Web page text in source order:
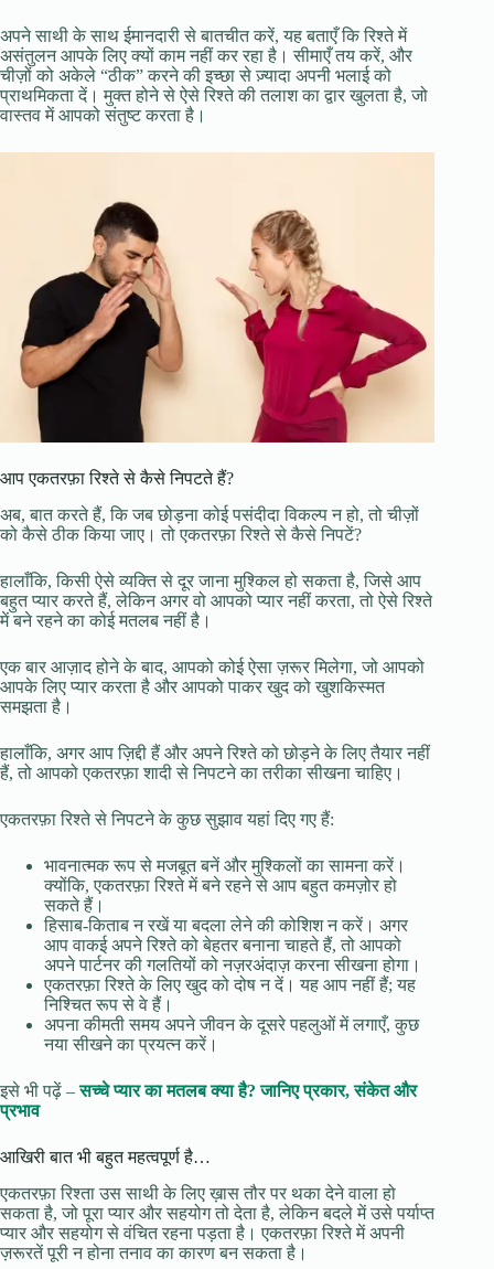
अपने साथी के साथ ईमानदारी से बातचीत करें, यह बताएँ कि रिश्ते में
असंतुलन आपके लिए क्यों काम नहीं कर रहा है। सीमाएँ तय करें, और
चीज़ों को अकेले “ठीक” करने की इच्छा से ज़्यादा अपनी भलाई को
प्राथमिकता दें। मुक्त होने से ऐसे रिश्ते की तलाश का द्वार खुलता है, जो
वास्तव में आपको संतुष्ट करता है।
आप एकतरफ़ा रिश्ते से कैसे निपटते हैं?
अब, बात करते हैं, कि जब छोड़ना कोई पसंदीदा विकल्प न हो, तो चीज़ों
को कैसे ठीक किया जाए। तो एकतरफ़ा रिश्ते से कैसे निपटें?
हालाँकि, किसी ऐसे व्यक्ति से दूर जाना मुश्किल हो सकता है, जिसे आप
बहुत प्यार करते हैं, लेकिन अगर वो आपको प्यार नहीं करता, तो ऐसे रिश्ते
में बने रहने का कोई मतलब नहीं है।
एक बार आज़ाद होने के बाद, आपको कोई ऐसा ज़रूर मिलेगा, जो आपको
आपके लिए प्यार करता है और आपको पाकर खुद को खुशकिस्मत
समझता है।
हालाँकि, अगर आप ज़िद्दी हैं और अपने रिश्ते को छोड़ने के लिए तैयार नहीं
हैं, तो आपको एकतरफ़ा शादी से निपटने का तरीका सीखना चाहिए।
एकतरफ़ा रिश्ते से निपटने के कुछ सुझाव यहां दिए गए हैं:
भावनात्मक रूप से मजबूत बनें और मुश्किलों का सामना करें।
क्योंकि, एकतरफ़ा रिश्ते में बने रहने से आप बहुत कमज़ोर हो
सकते हैं।
हिसाब-किताब न रखें या बदला लेने की कोशिश न करें। अगर
आप वाकई अपने रिश्ते को बेहतर बनाना चाहते हैं, तो आपको
अपने पार्टनर की गलतियों को नज़रअंदाज़ करना सीखना होगा।
एकतरफ़ा रिश्ते के लिए खुद को दोष न दें। यह आप नहीं हैं; यह
निश्चित रूप से वे हैं।
अपना कीमती समय अपने जीवन के दूसरे पहलुओं में लगाएँ, कुछ
नया सीखने का प्रयत्न करें।
इसे भी पढ़ें –सच्चे प्यार का मतलब क्या है? जानिए प्रकार, संकेत और
प्रभाव
आखिरी बात भी बहुत महत्वपूर्ण है…
एकतरफ़ा रिश्ता उस साथी के लिए ख़ास तौर पर थका देने वाला हो
सकता है, जो पूरा प्यार और सहयोग तो देता है, लेकिन बदले में उसे पर्याप्त
प्यार और सहयोग से वंचित रहना पड़ता है। एकतरफ़ा रिश्ते में अपनी
ज़रूरतें पूरी न होना तनाव का कारण बन सकता है।